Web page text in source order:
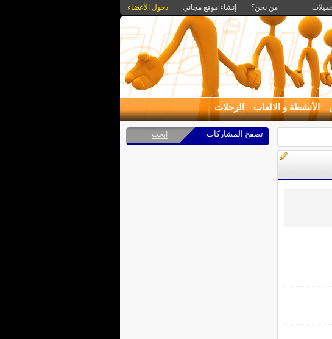
من نحن؟ إنشاء موقع مجاني دخول الأعضاء
الأنشطة و الالعاب الرحلات
تصفح المشاركات ابحث